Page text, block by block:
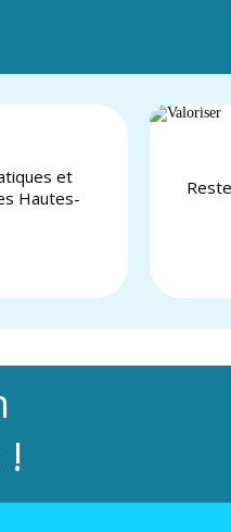
et
Hautes-